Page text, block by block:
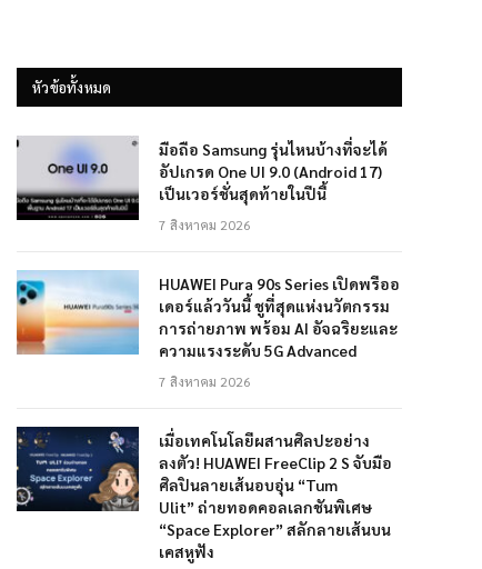
หัวข้อทั้งหมด
มือถือ Samsung รุ่นไหนบ้างที่จะได้
อัปเกรด One UI 9.0 (Android 17)
เป็นเวอร์ชั่นสุดท้ายในปีนี้
7 สิงหาคม 2026
HUAWEI Pura 90s Series เปิดพรีออ
เดอร์แล้ววันนี้ ชูที่สุดแห่งนวัตกรรม
การถ่ายภาพ พร้อม AI อัจฉริยะและ
ความแรงระดับ 5G Advanced
7 สิงหาคม 2026
เมื่อเทคโนโลยีผสานศิลปะอย่าง
ลงตัว! HUAWEI FreeClip 2 S จับมือ
ศิลปินลายเส้นอบอุ่น “Tum
Ulit” ถ่ายทอดคอลเลกชันพิเศษ
“Space Explorer” สลักลายเส้นบน
เคสหูฟัง